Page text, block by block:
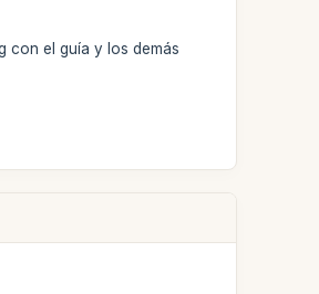
con el guía y los demás